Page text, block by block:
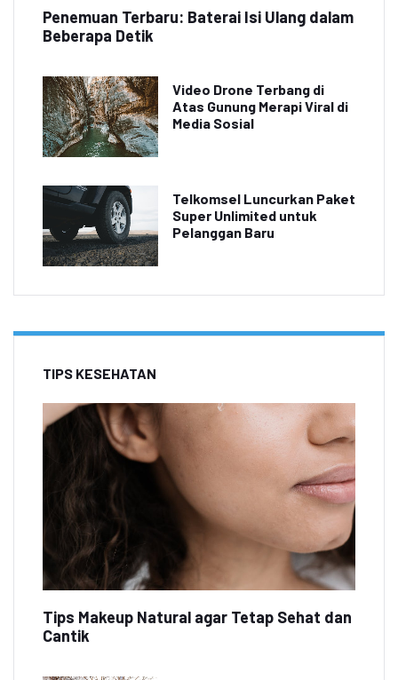
Penemuan Terbaru: Baterai Isi Ulang dalam
Beberapa Detik
Video Drone Terbang di
Atas Gunung Merapi Viral di
Media Sosial
Telkomsel Luncurkan Paket
Super Unlimited untuk
Pelanggan Baru
TIPS KESEHATAN
Tips Makeup Natural agar Tetap Sehat dan
Cantik